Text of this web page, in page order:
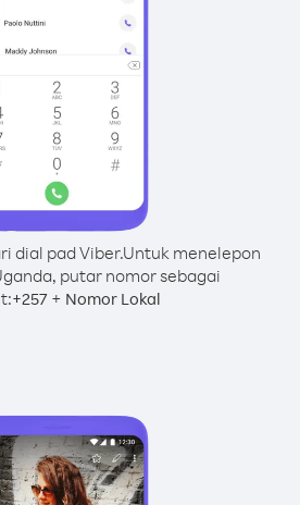
dial pad Viber.Untuk menelepon
putar nomor sebagai
+257 + Nomor Lokal